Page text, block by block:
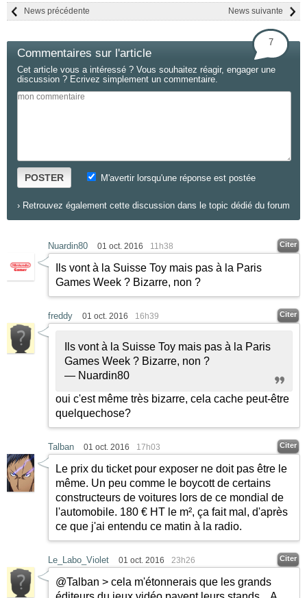
News suivante
News précédente
Commentaires sur l'article
7
Cet article vous a intéressé ? Vous souhaitez réagir, engager une
discussion ? Ecrivez simplement un commentaire.
POSTER M'avertir lorsqu'une réponse est postée
› Retrouvez également cette discussion dans le topic dédié du forum
Nuardin80 01 oct. 2016 11h38 Citer
Ils vont à la Suisse Toy mais pas à la Paris
Games Week ? Bizarre, non ?
freddy 01 oct. 2016 16h39 Citer
Ils vont à la Suisse Toy mais pas à la Paris
Games Week ? Bizarre, non ?
— Nuardin80
oui c'est même très bizarre, cela cache peut-être
quelquechose?
Talban 01 oct. 2016 17h03 Citer
Le prix du ticket pour exposer ne doit pas être le
même. Un peu comme le boycott de certains
constructeurs de voitures lors de ce mondial de
l'automobile. 180 € HT le m², ça fait mal, d'après
ce que j'ai entendu ce matin à la radio.
Le_Labo_Violet 01 oct. 2016 23h26 Citer
@Talban > cela m'étonnerais que les grands